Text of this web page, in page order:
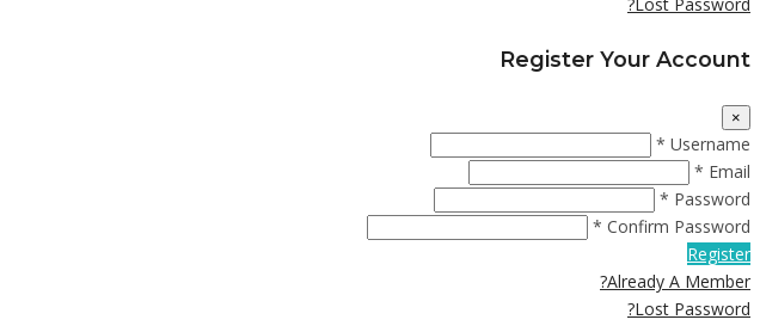
Register Your Account
×
Username *
Email *
Password *
Confirm Password *
Register
Already A Member?
Lost Password?